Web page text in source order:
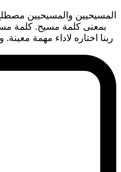
المسيحيين والمسيحيين
بمعنى كلمة مسيح. كلمة
ربنا اختاره لاداء مهمة